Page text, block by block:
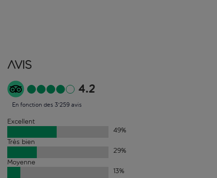
Avis
4.2
En fonction des 3'259 avis
Excellent
49%
Très bien
29%
Moyenne
13%